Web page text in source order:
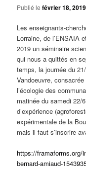
Publié lefévrier 18, 2019
Les enseignants-
Lorraine, de l’ENSAIA
2019 un séminaire
qui nous a quittés en
temps, la journée du
Vandoeuvre,
l’écologie des
matinée du samedi 22/
d’expérience
expérimentale de la
mais il faut s’inscrire
https://framaforms.org/
bernard-amiaud-